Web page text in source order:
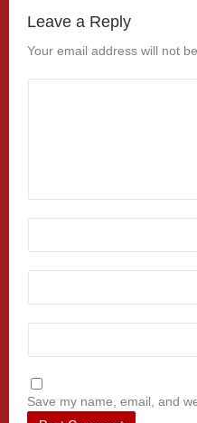
Leave a Reply
Your email address will not
Save my name, email, and